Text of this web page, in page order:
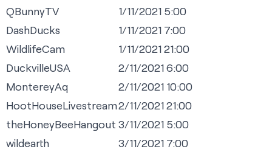
QBunnyTV
1/11/2021 5:00
DashDucks
1/11/2021 7:00
WildlifeCam
1/11/2021 21:00
DuckvilleUSA
2/11/2021 6:00
MontereyAq
2/11/2021 10:00
HootHouseLivestream2/11/2021 21:00
theHoneyBeeHangout 3/11/2021 5:00
wildearth
3/11/2021 7:00